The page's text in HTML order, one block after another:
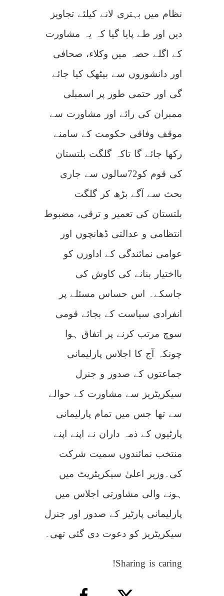
نظام میں بہتری لانے کیلئے تجاویز
دیں اور طے پایا گیا کہ یہ مشاورت
کے اگلے حصہ میں وکلاء، صحافی
اور دانشوروں سے بیٹھک کیا جائے
گی اور حتمی طور پر اسمبلی
ممبران کی رائے اور مشاورت سے
موقف وفاقی حکومت کے سامنے
رکھا جائے گا تاکہ گلگت بلتستان
کی قوم کو72سالوں سے جاری
بحث سے آگے بڑھ کر گلگت
بلتستان کی تعمیر و ترقی، مضبوط
انتظامی و عدالتی ڈھانچوں اور
عوامی نمائندگی کے اداورں کو
بااختیار بنانے کی کاوش کی
جاسکے۔ اس حساس مسئلے پر
انفرادی سیاست کے بجائے قومی
سوچ مرتب کرنے پر اتفاق ہوا
چونکہ آج کا اجلاس پارلیمانی
جماعتوں کے صدور و جنرل
سیکریٹریز سے مشاورت کے حوالے
سے تھا جس میں تمام پارلیمانی
پارٹیوں کے ذمہ داران نے اپنے اپنے
منتخب نمائندوں سمیت شرکت
کی۔وزیر اعلیٰ سیکریٹریٹ میں
ہونے والی مشاورتی اجلاس میں
پارلیمانی پارٹیز کے صدور اور جنرل
سیکریٹریز کو دعوت دی گئی تھی۔
Sharing is caring!